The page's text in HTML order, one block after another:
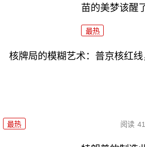
苗的美梦该醒
最热
核牌局的模糊艺术：普京核红线
最热 阅读